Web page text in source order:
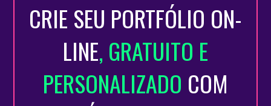
CRIE SEU PORTFÓLIO ON-
LINE, GRATUITO E
PERSONALIZADO COM